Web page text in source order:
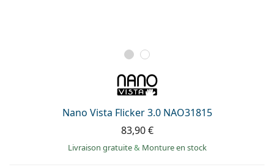
Nano Vista Flicker 3.0 NAO31815
83,90 €
Livraison gratuite& Monture en stock